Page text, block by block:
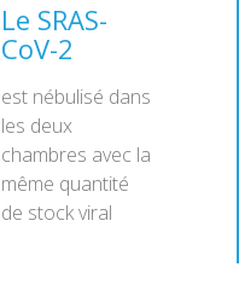
Le SRAS-
CoV-2
est nébulisé dans
les deux
chambres avec la
même quantité
de stock viral